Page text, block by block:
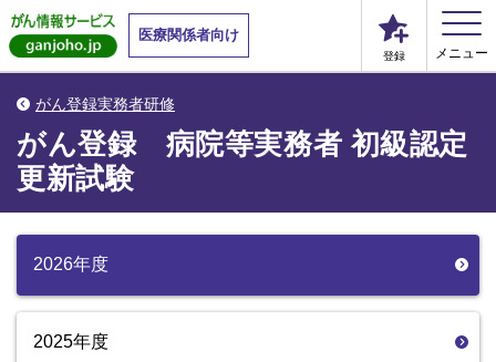
医療関係者向け
登録 メニュー
がん登録実務者研修
がん登録 病院等実務者 初級認定
更新試験
2026年度
2025年度